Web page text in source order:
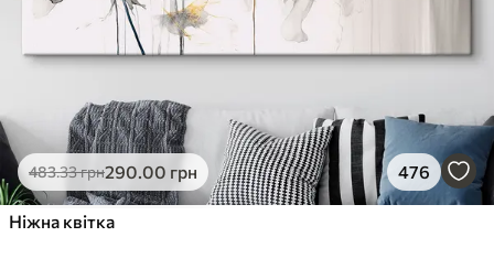
483.33грн290.00 грн 476
Ніжна квітка